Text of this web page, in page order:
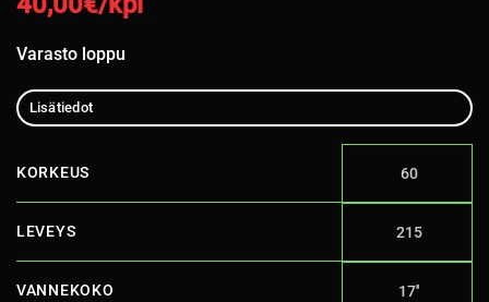
Varasto loppu
Lisätiedot
KORKEUS 60
LEVEYS 215
VANNEKOKO 17''